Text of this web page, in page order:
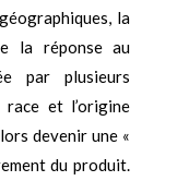
la
la réponse au
par plusieurs
et l’origine
devenir une «
du produit.